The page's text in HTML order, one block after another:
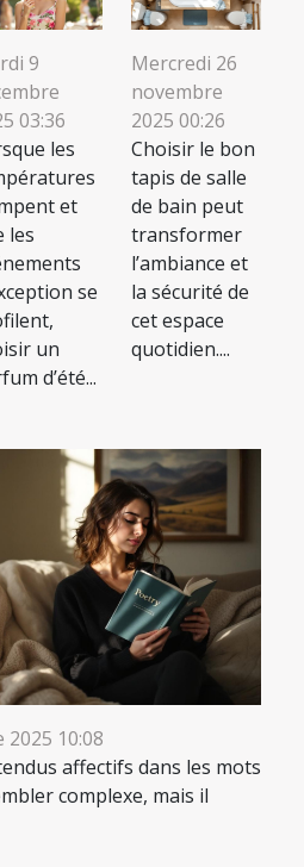
9
03:36
les
et
les
se
un
d’été...
Mercredi 26
novembre
2025 00:26
Choisir le bon
tapis de salle
de bain peut
transformer
l’ambiance et
la sécurité de
cet espace
quotidien....
10:08
affectifs dans les mots
complexe, mais il